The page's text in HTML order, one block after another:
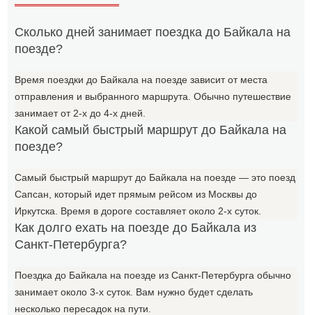
Сколько дней занимает поездка до Байкала на
поезде?
Время поездки до Байкала на поезде зависит от места
отправления и выбранного маршрута. Обычно путешествие
занимает от 2-х до 4-х дней.
Какой самый быстрый маршрут до Байкала на
поезде?
Самый быстрый маршрут до Байкала на поезде — это поезд
Сапсан, который идет прямым рейсом из Москвы до
Иркутска. Время в дороге составляет около 2-х суток.
Как долго ехать на поезде до Байкала из
Санкт-Петербурга?
Поездка до Байкала на поезде из Санкт-Петербурга обычно
занимает около 3-х суток. Вам нужно будет сделать
несколько пересадок на пути.